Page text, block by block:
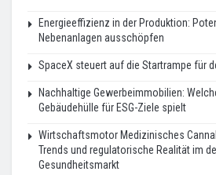
Energieeffizienz in der Produktion:
Nebenanlagen ausschöpfen
SpaceX steuert auf die Startrampe für
Nachhaltige Gewerbeimmobilien:
Gebäudehülle für ESG-Ziele spielt
Wirtschaftsmotor Medizinisches
Trends und regulatorische Realität im
Gesundheitsmarkt